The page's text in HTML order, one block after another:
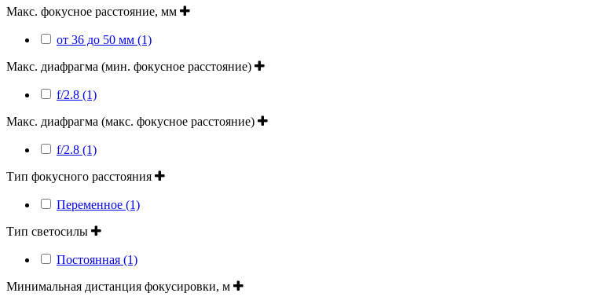
Макс. фокусное расстояние, мм
от 36 до 50 мм (1)
Макс. диафрагма (мин. фокусное расстояние)
f/2.8 (1)
Макс. диафрагма (макс. фокусное расстояние)
f/2.8 (1)
Тип фокусного расстояния
Переменное (1)
Тип светосилы
Постоянная (1)
Минимальная дистанция фокусировки, м